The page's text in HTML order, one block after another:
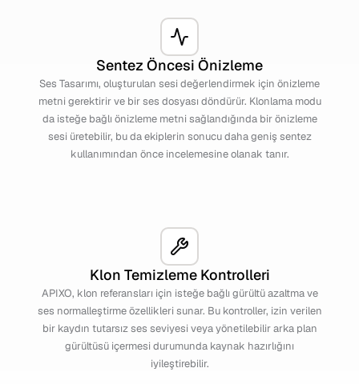
Sentez Öncesi Önizleme
Ses Tasarımı, oluşturulan sesi değerlendirmek için önizleme
metni gerektirir ve bir ses dosyası döndürür. Klonlama modu
da isteğe bağlı önizleme metni sağlandığında bir önizleme
sesi üretebilir, bu da ekiplerin sonucu daha geniş sentez
kullanımından önce incelemesine olanak tanır.
Klon Temizleme Kontrolleri
APIXO, klon referansları için isteğe bağlı gürültü azaltma ve
ses normalleştirme özellikleri sunar. Bu kontroller, izin verilen
bir kaydın tutarsız ses seviyesi veya yönetilebilir arka plan
gürültüsü içermesi durumunda kaynak hazırlığını
iyileştirebilir.